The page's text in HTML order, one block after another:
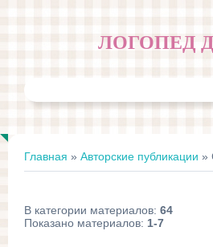
ЛОГОПЕД
Главная » Авторские публикации »
В категории материалов: 64
Показано материалов: 1-7